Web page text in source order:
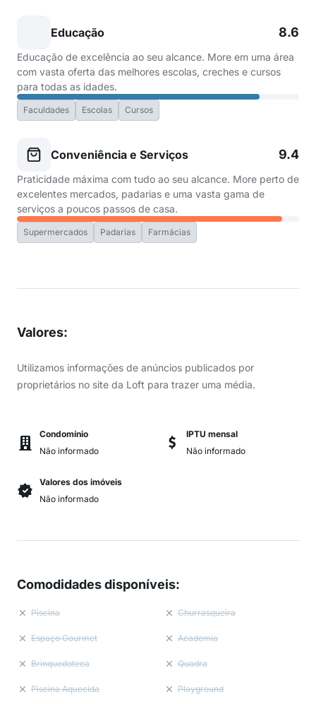
Educação 8.6
Educação de excelência ao seu alcance. More em uma área
com vasta oferta das melhores escolas, creches e cursos
para todas as idades.
Faculdades Escolas Cursos
Conveniência e Serviços 9.4
Praticidade máxima com tudo ao seu alcance. More perto de
excelentes mercados, padarias e uma vasta gama de
serviços a poucos passos de casa.
Supermercados Padarias Farmácias
Valores:
Utilizamos informações de anúncios publicados por
proprietários no site da Loft para trazer uma média.
Condomínio
Não informado
IPTU mensal
Não informado
Valores dos imóveis
Não informado
Comodidades disponíveis:
Piscina Churrasqueira
Espaço Gourmet Academia
Brinquedoteca Quadra
Piscina Aquecida Playground